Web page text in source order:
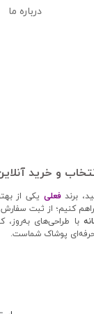
درباره ما
و خرید
برندفعلی یکی از
کنیم؛ از ثبت
با طراحی‌های به‌روز،
حرفه‌ای پوشاک شماست.